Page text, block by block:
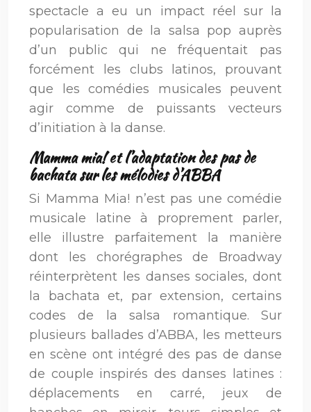
spectacle a eu un impact réel sur la
popularisation de la salsa pop auprès
d’un public qui ne fréquentait pas
forcément les clubs latinos, prouvant
que les comédies musicales peuvent
agir comme de puissants vecteurs
d’initiation à la danse.
Mamma mia! et l’adaptation des pas de
bachata sur les mélodies d’ABBA
Si Mamma Mia! n’est pas une comédie
musicale latine à proprement parler,
elle illustre parfaitement la manière
dont les chorégraphes de Broadway
réinterprètent les danses sociales, dont
la bachata et, par extension, certains
codes de la salsa romantique. Sur
plusieurs ballades d’ABBA, les metteurs
en scène ont intégré des pas de danse
de couple inspirés des danses latines :
déplacements en carré, jeux de